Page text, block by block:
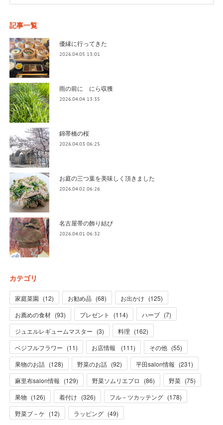
記事一覧
優縁に行ってきた
2026.04.05 13:01
雨の前に にら収獲
2026.04.04 13:35
錦帯橋の桜
2026.04.03 06:25
お庭の三つ葉を美味しく頂きました
2026.04.02 06:26
名古屋帯の飾り結び
2026.04.01 06:32
カテゴリ
家庭菜園 (12) お勧め品 (68) お出かけ (125)
お薦めの食材 (93) プレゼント (114) ハーブ (7)
ジュエルレギュームマスター (3) 料理 (162)
ベジフルフラワー (11) お店情報 (111) その他 (55)
果物のお話 (128) 野菜のお話 (92) 平田salon情報 (231)
麻里布salon情報 (129) 野菜ソムリエプロ (86) 野菜 (75)
果物 (126) 着付け (326) フル－ツカッテング (178)
野菜ブ－ケ (12) ラッピング (49)